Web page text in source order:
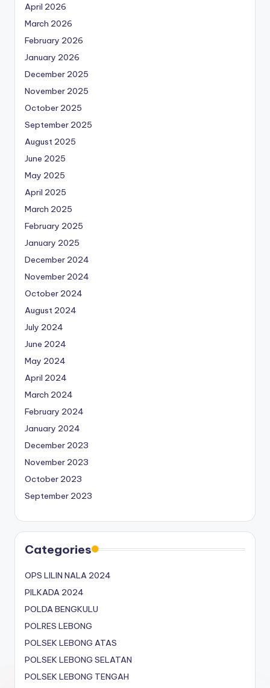
April 2026
March 2026
February 2026
January 2026
December 2025
November 2025
October 2025
September 2025
August 2025
June 2025
May 2025
April 2025
March 2025
February 2025
January 2025
December 2024
November 2024
October 2024
August 2024
July 2024
June 2024
May 2024
April 2024
March 2024
February 2024
January 2024
December 2023
November 2023
October 2023
September 2023
Categories
OPS LILIN NALA 2024
PILKADA 2024
POLDA BENGKULU
POLRES LEBONG
POLSEK LEBONG ATAS
POLSEK LEBONG SELATAN
POLSEK LEBONG TENGAH